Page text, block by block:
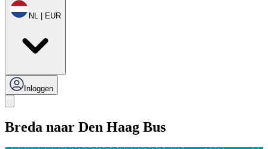
NL | EUR
Inloggen
Breda naar Den Haag Bus